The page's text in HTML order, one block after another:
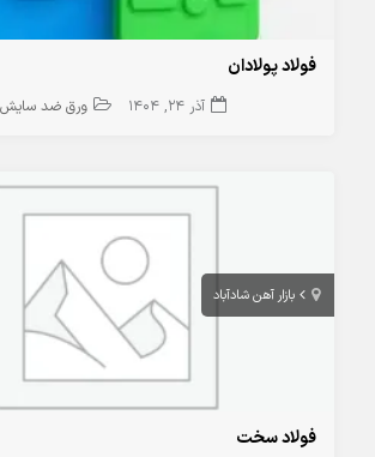
فولاد پولادان
آذر 24, 1404 ورق ضد سایش
بازار آهن شادآباد
فولاد سخت